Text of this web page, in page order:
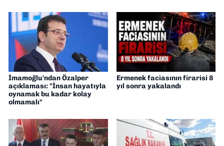
İmamoğlu'ndan Özalper
açıklaması: "İnsan hayatıyla
oynamak bu kadar kolay
olmamalı"
Ermenek faciasının firarisi 8
yıl sonra yakalandı